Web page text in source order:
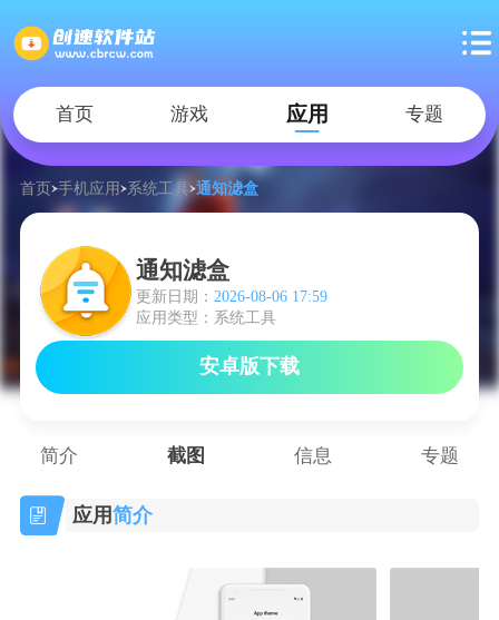
首页 游戏 应用 专题
首页 手机应用 系统工具 通知滤盒
通知滤盒
更新日期： 2026-08-06 17:59
应用类型：系统工具
安卓版下载
简介 截图 信息 专题
应用简介